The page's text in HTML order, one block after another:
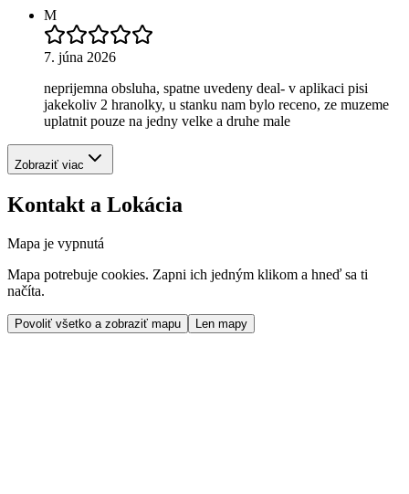
M
7. júna 2026
neprijemna obsluha, spatne uvedeny deal- v aplikaci pisi
jakekoliv 2 hranolky, u stanku nam bylo receno, ze muzeme
uplatnit pouze na jedny velke a druhe male
Zobraziť viac
Kontakt a Lokácia
Mapa je vypnutá
Mapa potrebuje cookies. Zapni ich jedným klikom a hneď sa ti
načíta.
Povoliť všetko a zobraziť mapu Len mapy